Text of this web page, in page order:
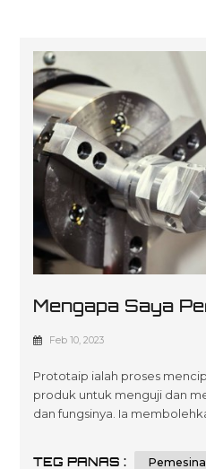
Mengapa Saya
Pemesinan CNC
Feb 10, 2023
Prototaip ialah proses
produk untuk menguji dan
dan fungsinya. Ia
TEG PANAS :